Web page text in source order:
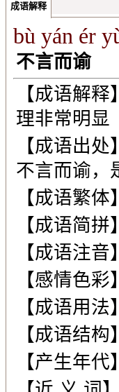
成语解释
bù yán ér
不言而谕
【成语解
理非常明显
【成语出
不言而谕，
【成语繁
【成语简
【成语注音
【感情色
【成语用
【成语结
【产生年